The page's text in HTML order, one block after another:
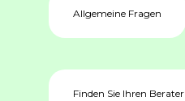
Allgemeine Fragen
Finden Sie Ihren Berater